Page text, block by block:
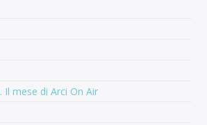
mese di Arci On Air